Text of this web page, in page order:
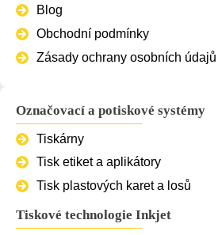
Blog
Obchodní podmínky
Zásady ochrany osobních údajů
Označovací a potiskové systémy
Tiskárny
Tisk etiket a aplikátory
Tisk plastových karet a losů
Tiskové technologie Inkjet